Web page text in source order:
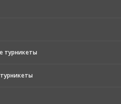
турникеты